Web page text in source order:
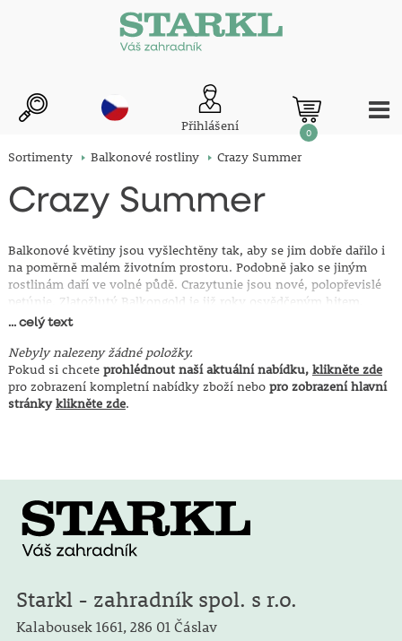
Přihlášení 0
Sortimenty Balkonové rostliny Crazy Summer
Crazy Summer
Balkonové květiny jsou vyšlechtěny tak, aby se jim dobře dařilo i
na poměrně malém životním prostoru. Podobně jako se jiným
rostlinám daří ve volné půdě. Crazytunie jsou nové, polopřevislé
petúnie. Zlatožlutý Balkongold je již roky osvědčeným hitem.
... celý text
Nebyly nalezeny žádné položky.
Pokud si chcete prohlédnout naší aktuální nabídku, klikněte zde
pro zobrazení kompletní nabídky zboží nebo pro zobrazení hlavní
stránkyklikněte zde.
Starkl - zahradník spol. s r.o.
Kalabousek 1661, 286 01 Čáslav